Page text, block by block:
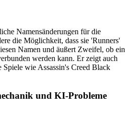
Namensänderungen für die
die Möglichkeit, dass sie 'Runners'
Namen und äußert Zweifel, ob ein
werden kann. Er zeigt auch
Spiele wie Assassin's Creed Black
und KI-Probleme